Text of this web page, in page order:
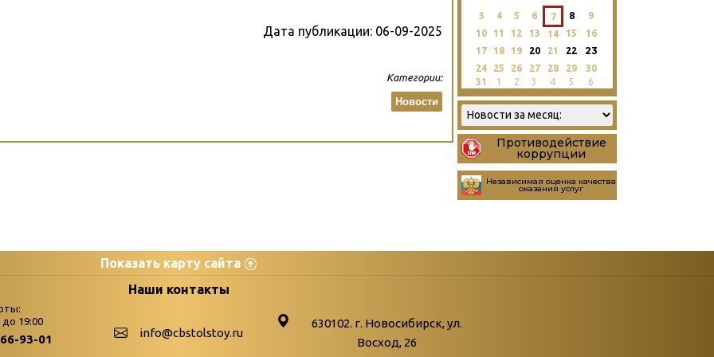
Дата публикации: 06-09-2025
Категории:
Новости
3 4 5 6 7 8
9
10
11 12 13 14 15
16
17
18 19 20 21 22 23
24 25 26 27 28 29
30
31
1 2 3 4 5 6
Противодействие
коррупции
Независимая оценка качества
оказания услуг
Показать карту сайта
palitra
Бюллетень новых поступлений
Война. Народ. Победа.
Наши контакты
до 19:00
93-01 info@cbstolstoy.ru
630102. г. Новосибирск, ул.
Восход, 26